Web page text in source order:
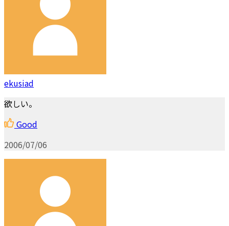
ekusiad
欲しい。
Good
2006/07/06